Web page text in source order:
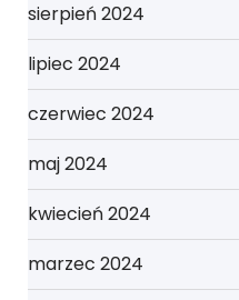
sierpień 2024
lipiec 2024
czerwiec 2024
maj 2024
kwiecień 2024
marzec 2024